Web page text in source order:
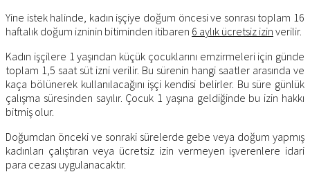
Yine istek halinde, kadın işçiye doğum öncesi ve sonrası toplam 16
haftalık doğum izninin bitiminden itibaren 6 aylık ücretsiz izin verilir.
Kadın işçilere 1 yaşından küçük çocuklarını emzirmeleri için günde
toplam 1,5 saat süt izni verilir. Bu sürenin hangi saatler arasında ve
kaça bölünerek kullanılacağını işçi kendisi belirler. Bu süre günlük
çalışma süresinden sayılır. Çocuk 1 yaşına geldiğinde bu izin hakkı
bitmiş olur.
Doğumdan önceki ve sonraki sürelerde gebe veya doğum yapmış
kadınları çalıştıran veya ücretsiz izin vermeyen işverenlere idari
para cezası uygulanacaktır.